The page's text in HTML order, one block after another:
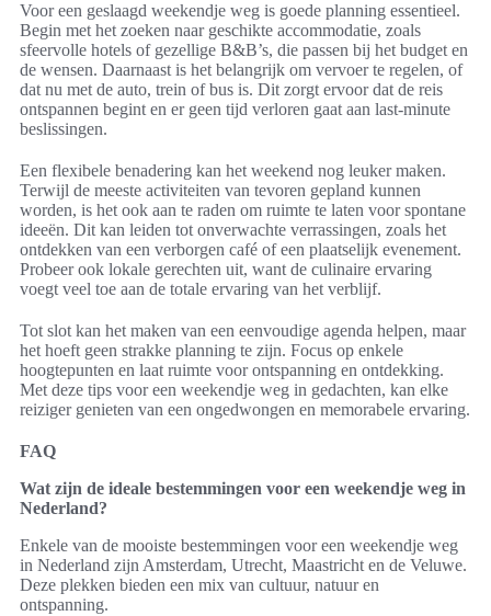
Voor een geslaagd weekendje weg is goede planning essentieel.
Begin met het zoeken naar geschikte accommodatie, zoals
sfeervolle hotels of gezellige B&B’s, die passen bij het budget en
de wensen. Daarnaast is het belangrijk om vervoer te regelen, of
dat nu met de auto, trein of bus is. Dit zorgt ervoor dat de reis
ontspannen begint en er geen tijd verloren gaat aan last-minute
beslissingen.
Een flexibele benadering kan het weekend nog leuker maken.
Terwijl de meeste activiteiten van tevoren gepland kunnen
worden, is het ook aan te raden om ruimte te laten voor spontane
ideeën. Dit kan leiden tot onverwachte verrassingen, zoals het
ontdekken van een verborgen café of een plaatselijk evenement.
Probeer ook lokale gerechten uit, want de culinaire ervaring
voegt veel toe aan de totale ervaring van het verblijf.
Tot slot kan het maken van een eenvoudige agenda helpen, maar
het hoeft geen strakke planning te zijn. Focus op enkele
hoogtepunten en laat ruimte voor ontspanning en ontdekking.
Met deze tips voor een weekendje weg in gedachten, kan elke
reiziger genieten van een ongedwongen en memorabele ervaring.
FAQ
Wat zijn de ideale bestemmingen voor een weekendje weg in
Nederland?
Enkele van de mooiste bestemmingen voor een weekendje weg
in Nederland zijn Amsterdam, Utrecht, Maastricht en de Veluwe.
Deze plekken bieden een mix van cultuur, natuur en
ontspanning.